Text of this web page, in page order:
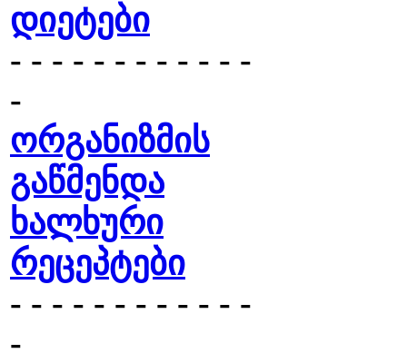
დიეტები
- - - - - - - - - - - -
-
ორგანიზმის
გაწმენდა
ხალხური
რეცეპტები
- - - - - - - - - - - -
-